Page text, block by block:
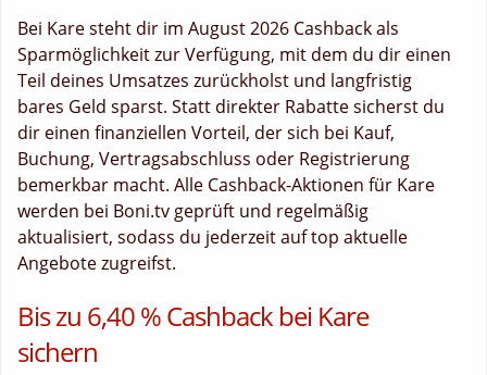
Bei Kare steht dir im August 2026 Cashback als
Sparmöglichkeit zur Verfügung, mit dem du dir einen
Teil deines Umsatzes zurückholst und langfristig
bares Geld sparst. Statt direkter Rabatte sicherst du
dir einen finanziellen Vorteil, der sich bei Kauf,
Buchung, Vertragsabschluss oder Registrierung
bemerkbar macht. Alle Cashback-Aktionen für Kare
werden bei Boni.tv geprüft und regelmäßig
aktualisiert, sodass du jederzeit auf top aktuelle
Angebote zugreifst.
Bis zu 6,40 % Cashback bei Kare
sichern